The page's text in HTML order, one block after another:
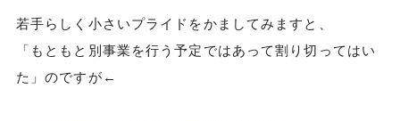
若手らしく小さいプライドをかましてみますと、
「もともと別事業を行う予定ではあって割り切ってはい
た」のですが←